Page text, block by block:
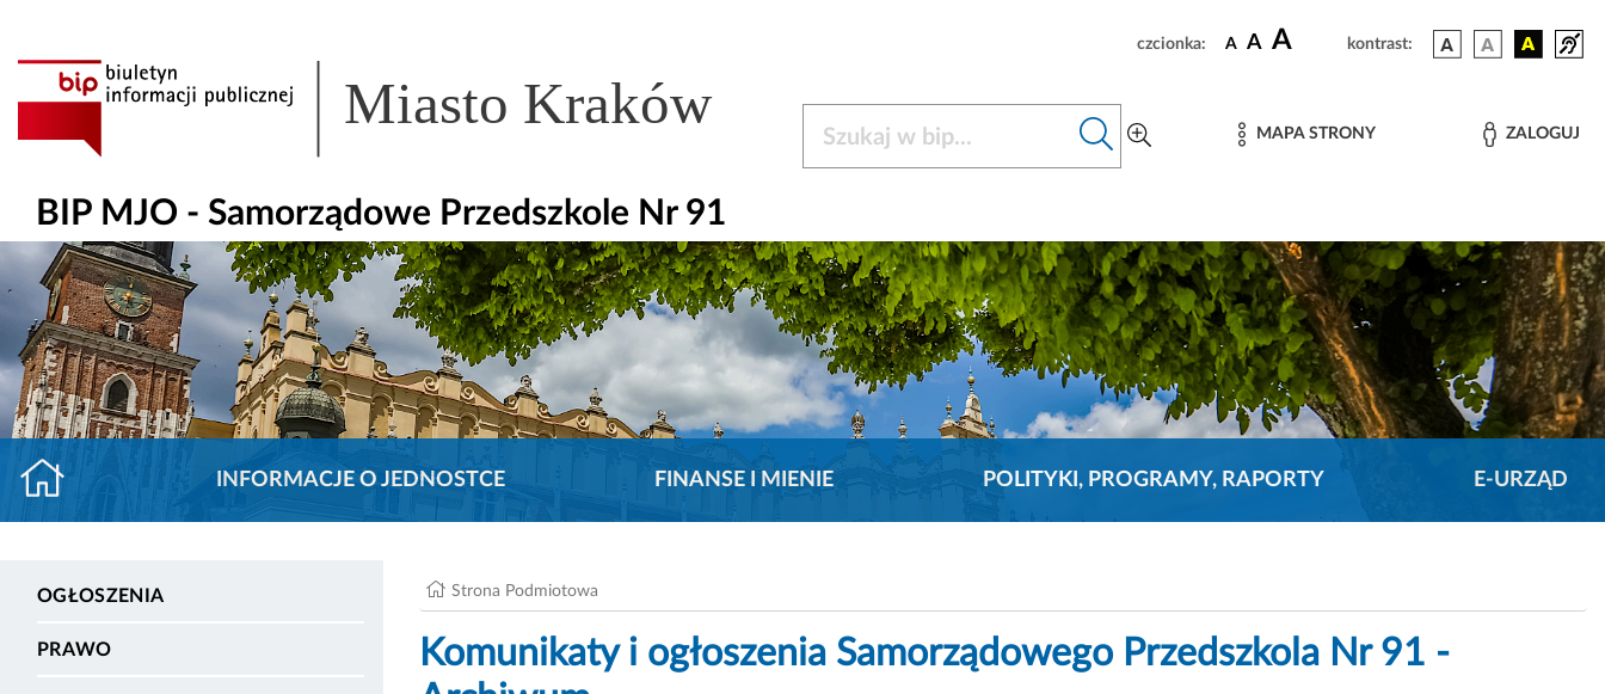
czcionka: A A A kontrast:
Miasto Kraków MAPA STRONY ZALOGUJ
BIP MJO - Samorządowe Przedszkole Nr 91
INFORMACJE O JEDNOSTCE FINANSE I MIENIE POLITYKI, PROGRAMY, RAPORTY E-URZĄD
OGŁOSZENIA
PRAWO
Strona Podmiotowa
Komunikaty i ogłoszenia Samorządowego Przedszkola Nr 91 -